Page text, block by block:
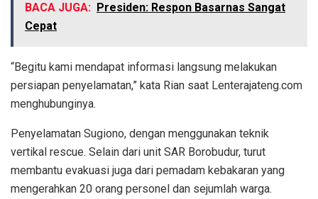
BACA JUGA: Presiden: Respon Basarnas Sangat
Cepat
“Begitu kami mendapat informasi langsung melakukan
persiapan penyelamatan,” kata Rian saat Lenterajateng.com
menghubunginya.
Penyelamatan Sugiono, dengan menggunakan teknik
vertikal rescue. Selain dari unit SAR Borobudur, turut
membantu evakuasi juga dari pemadam kebakaran yang
mengerahkan 20 orang personel dan sejumlah warga.